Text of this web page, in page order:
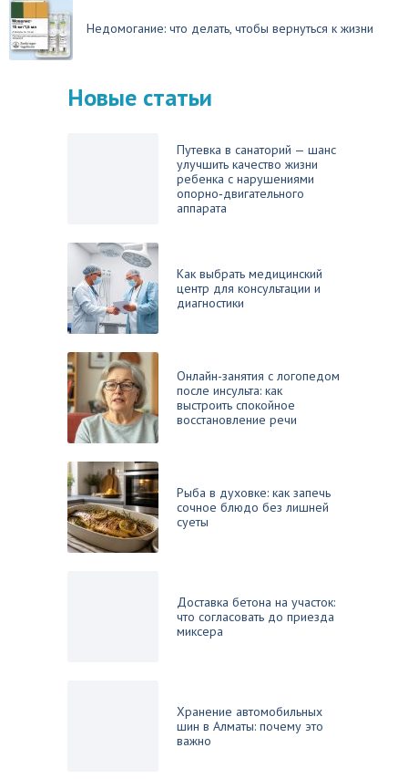
Недомогание: что делать, чтобы вернуться к жизни
Новые статьи
Путевка в санаторий — шанс
улучшить качество жизни
ребенка с нарушениями
опорно‑двигательного
аппарата
Как выбрать медицинский
центр для консультации и
диагностики
Онлайн-занятия с логопедом
после инсульта: как
выстроить спокойное
восстановление речи
Рыба в духовке: как запечь
сочное блюдо без лишней
суеты
Доставка бетона на участок:
что согласовать до приезда
миксера
Хранение автомобильных
шин в Алматы: почему это
важно